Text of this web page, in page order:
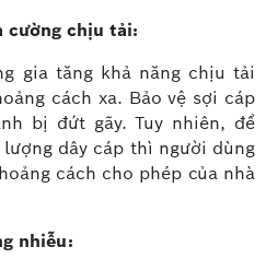
cường chịu tải:
gia tăng khả năng chịu tải
cách xa. Bảo vệ sợi cáp
bị đứt gãy. Tuy nhiên, để
dây cáp thì người dùng
cách cho phép của nhà
nhiễu: